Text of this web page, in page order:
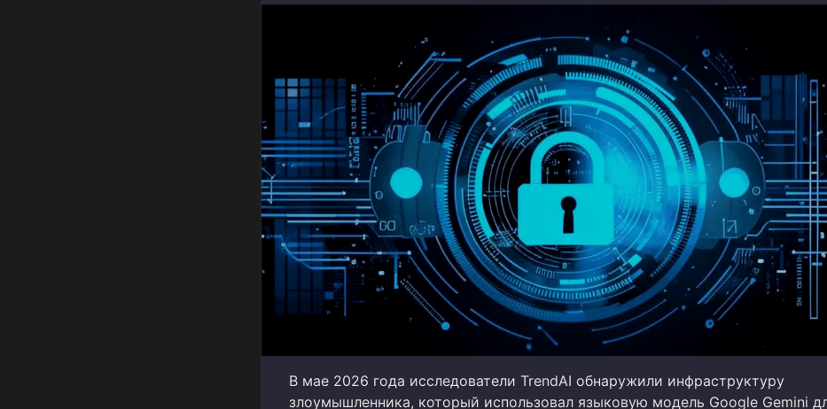
В мае 2026 года исследователи TrendAI обнаружили инфраструктуру
злоумышленника, который использовал языковую модель Google Gemini